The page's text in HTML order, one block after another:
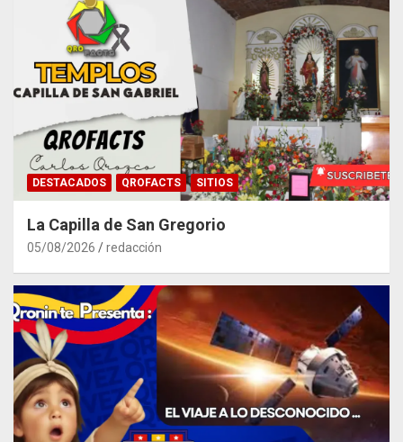
DESTACADOS QROFACTS SITIOS
La Capilla de San Gregorio
05/08/2026 redacción